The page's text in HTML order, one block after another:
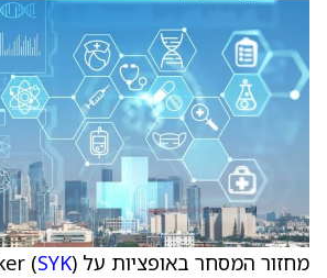
מחזור המסחר באופציות על Stryker ( SYK